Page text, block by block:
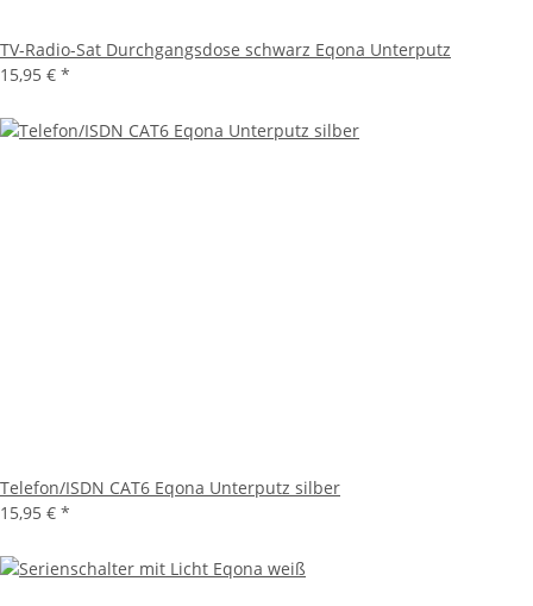
TV-Radio-Sat Durchgangsdose schwarz Eqona Unterputz
15,95 € *
Telefon/ISDN CAT6 Eqona Unterputz silber
15,95 € *